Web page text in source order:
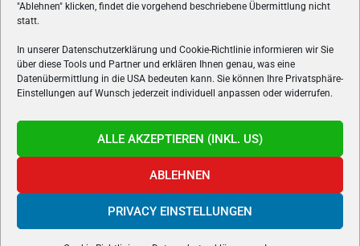
"Ablehnen" klicken, findet die vorgehend beschriebene Übermittlung nicht
statt.
In unserer Datenschutzerklärung und Cookie-Richtlinie informieren wir Sie
über diese Tools und Partner und erklären Ihnen genau, was eine
Datenübermittlung in die USA bedeuten kann. Sie können Ihre Privatsphäre-
Einstellungen auf Wunsch jederzeit individuell anpassen oder widerrufen.
ALLE AKZEPTIEREN (INKL. US)
ABLEHNEN
PRIVACY EINSTELLUNGEN
FOLGE UNS
Gamers.at v6 © 1999-2024 All Rights Reserved -Kontakt|Impressum|
Datenschutzerklärung
- Developed by